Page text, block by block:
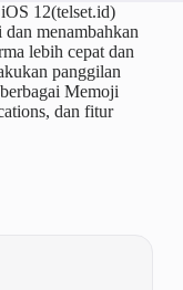
12(telset.id)
menambahkan
lebih cepat dan
panggilan
Memoji
dan fitur